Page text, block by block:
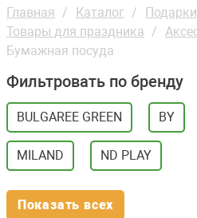
Главная Каталог
Товары для праздника
Бумажная посуда
Фильтровать по бренду
BULGAREE GREEN BY
MILAND ND PLAY
Показать всех